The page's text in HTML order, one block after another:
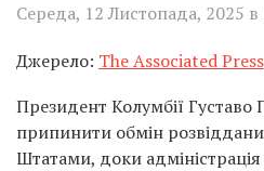
Середа, 12 Листопада, 2025 в
Джерело: The Associated Press
Президент Колумбії Густаво
припинити обмін
Штатами, доки